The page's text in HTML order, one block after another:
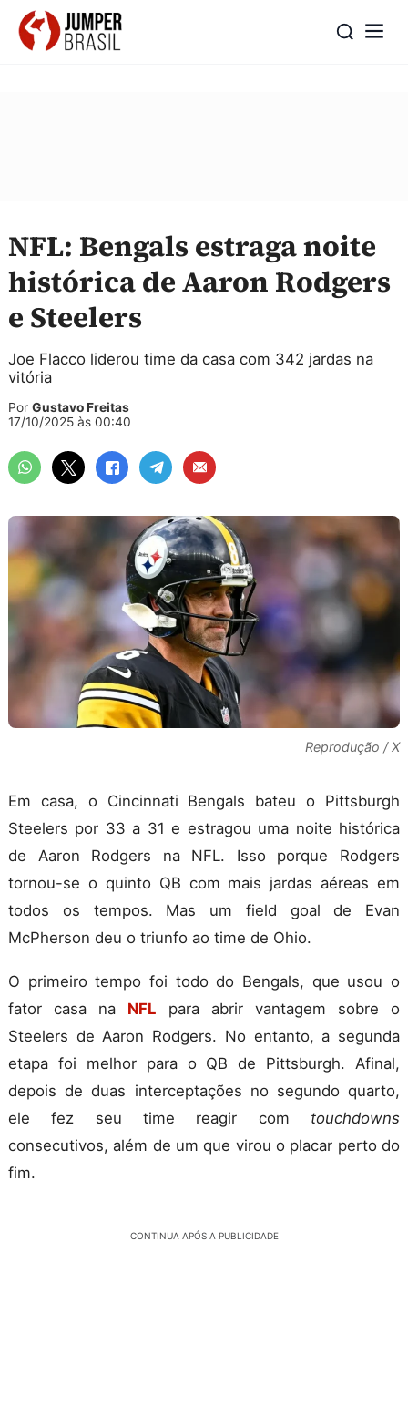
NFL: Bengals estraga noite
histórica de Aaron Rodgers
e Steelers
Joe Flacco liderou time da casa com 342 jardas na
vitória
Por Gustavo Freitas
17/10/2025 às 00:40
Reprodução / X
Em casa, o Cincinnati Bengals bateu o Pittsburgh
Steelers por 33 a 31 e estragou uma noite histórica
de Aaron Rodgers na NFL. Isso porque Rodgers
tornou-se o quinto QB com mais jardas aéreas em
todos os tempos. Mas um field goal de Evan
McPherson deu o triunfo ao time de Ohio.
O primeiro tempo foi todo do Bengals, que usou o
fator casa na NFL para abrir vantagem sobre o
Steelers de Aaron Rodgers. No entanto, a segunda
etapa foi melhor para o QB de Pittsburgh. Afinal,
depois de duas interceptações no segundo quarto,
ele fez seu time reagir com touchdowns
consecutivos, além de um que virou o placar perto do
fim.
CONTINUA APÓS A PUBLICIDADE